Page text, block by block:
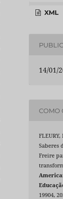
XML
14/01/
COMO
FLEURY,
Saberes
Freire
19904,